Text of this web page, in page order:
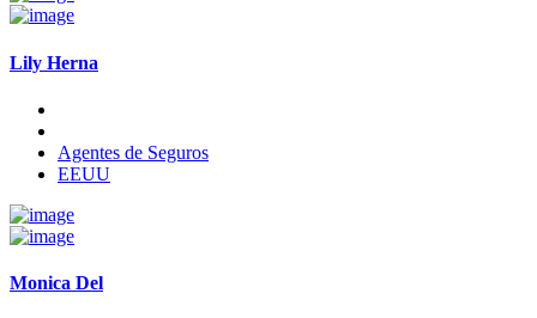
Lily Herna
Agentes de Seguros
EEUU
Monica Del